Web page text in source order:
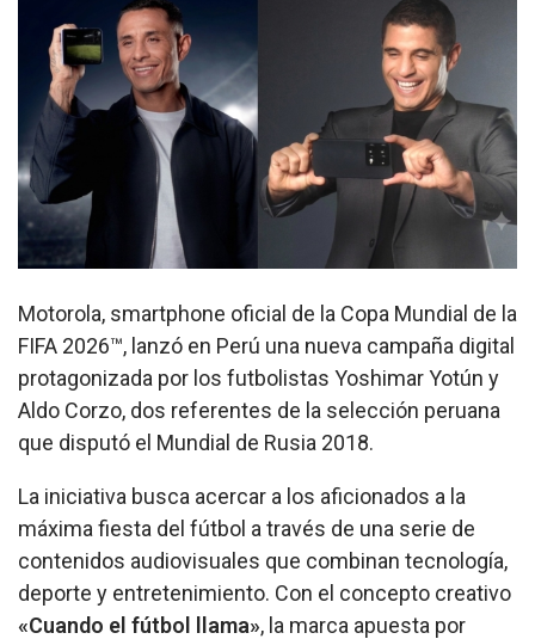
Motorola, smartphone oficial de la Copa Mundial de la
FIFA 2026™, lanzó en Perú una nueva campaña digital
protagonizada por los futbolistas Yoshimar Yotún y
Aldo Corzo, dos referentes de la selección peruana
que disputó el Mundial de Rusia 2018.
La iniciativa busca acercar a los aficionados a la
máxima fiesta del fútbol a través de una serie de
contenidos audiovisuales que combinan tecnología,
deporte y entretenimiento. Con el concepto creativo
«Cuando el fútbol llama», la marca apuesta por